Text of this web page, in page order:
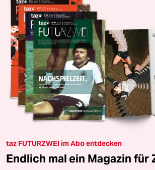
taz FUTURZWEI im Abo entdecken
Endlich mal ein Magazin für